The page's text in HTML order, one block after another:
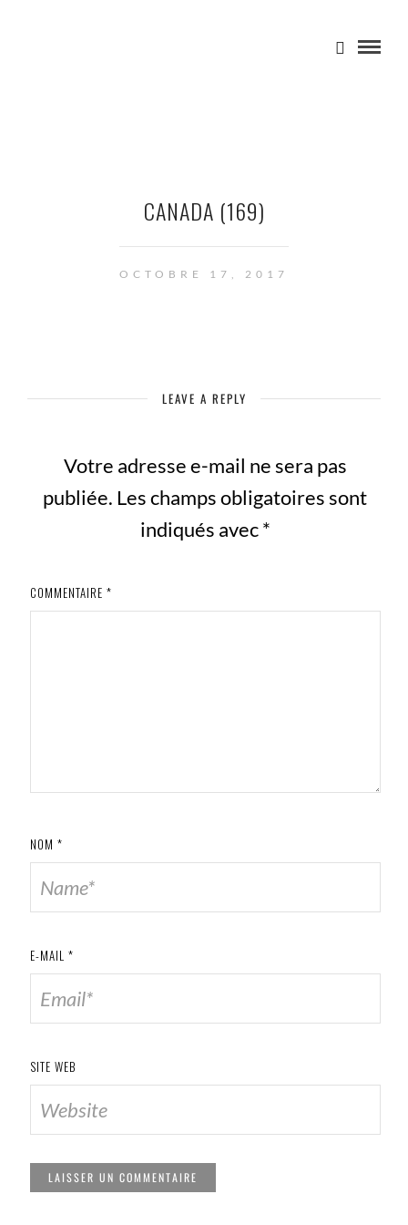
CANADA (169)
OCTOBRE 17, 2017
LEAVE A REPLY
Votre adresse e-mail ne sera pas
publiée. Les champs obligatoires sont
indiqués avec*
COMMENTAIRE *
NOM *
E-MAIL *
SITE WEB